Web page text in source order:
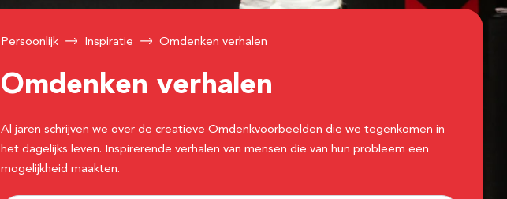
Persoonlijk Inspiratie Omdenken verhalen
Omdenken verhalen
Al jaren schrijven we over de creatieve Omdenkvoorbeelden die we tegenkomen in
het dagelijks leven. Inspirerende verhalen van mensen die van hun probleem een
mogelijkheid maakten.